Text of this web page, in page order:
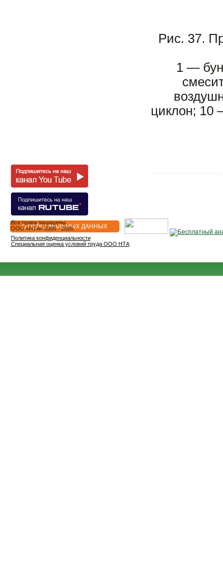
Рис. 37.
1 —
циклон; 10
О ПЕРСОНАЛЬНЫХ ДАННЫХ
Все права защищены
OOO «НТА» 2005 - 2026
Политика конфиденциальности
Специальная оценка условий труда ООО НТА